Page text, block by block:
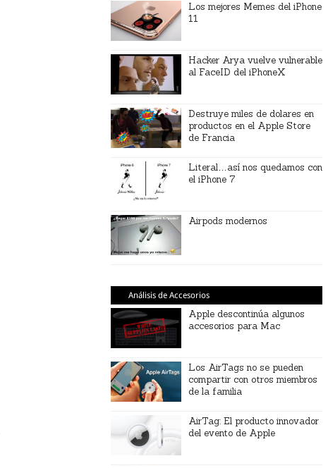
Los mejores Memes del iPhone
11
Hacker Arya vuelve vulnerable
al FaceID del iPhoneX
Destruye miles de dolares en
productos en el Apple Store
de Francia
Literal…así nos quedamos con
el iPhone 7
Airpods modernos
Análisis de Accesorios
Apple descontinúa algunos
accesorios para Mac
Los AirTags no se pueden
compartir con otros miembros
de la familia
AirTag: El producto innovador
del evento de Apple